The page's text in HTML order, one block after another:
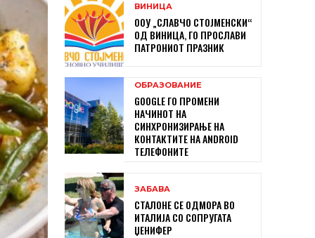
ВИНИЦА
ООУ „СЛАВЧО СТОЈМЕНСКИ“
ОД ВИНИЦА, ГО ПРОСЛАВИ
ПАТРОНИОТ ПРАЗНИК
ОБРАЗОВАНИЕ
GOOGLE ГО ПРОМЕНИ
НАЧИНОТ НА
СИНХРОНИЗИРАЊЕ НА
КОНТАКТИТЕ НА ANDROID
ТЕЛЕФОНИТЕ
ЗАБАВА
СТАЛОНЕ СЕ ОДМОРА ВО
ИТАЛИЈА СО СОПРУГАТА
ЏЕНИФЕР